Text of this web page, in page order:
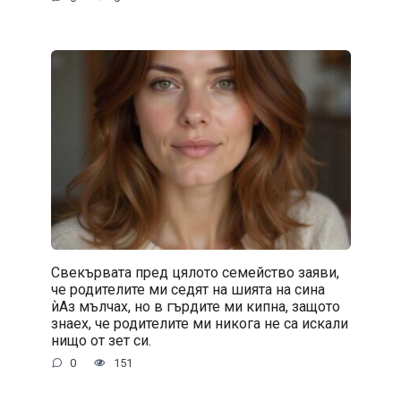
Свекървата пред цялото семейство заяви,
че родителите ми седят на шията на сина
ѝАз мълчах, но в гърдите ми кипна, защото
знаех, че родителите ми никога не са искали
нищо от зет си.
0 151